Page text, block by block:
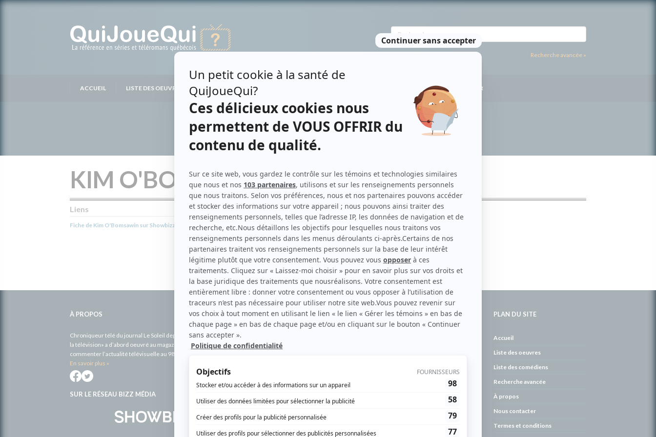
Recherche avancée »
ACCUEIL LISTE DES OEUVRES LISTE DES PERSONNES NOUS CONTACTER
KIM O'BOMSAWIN
Liens
Fiche de Kim O'Bomsawin sur Showbizz.net
Contributions
Sioui-Bacon, Les Auteur
À PROPOS
Chroniqueur télé du journal Le Soleil depuis 2001, Richard Therrien carbure à son petit écran. Celui qu’on surnomme parfois «l’encyclopédie de
la télévision» a d’abord oeuvré au magazine TV Hebdo de 1996 à 2001. Sa spécialité: la télé québécoise. On peut l’entendre régulièrement
commenter l’actualité télévisuelle au 98,5.
En savoir plus »
SUR LE RÉSEAU BIZZ MÉDIA
PLAN DU SITE
Accueil
Liste des oeuvres
Liste des comédiens
Recherche avancée
À propos
Nous contacter
Termes et conditions